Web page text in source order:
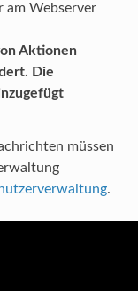
am Webserver
Aktionen
Die
müssen
.